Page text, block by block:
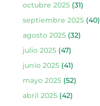
octubre 2025(31)
septiembre 2025(40)
agosto 2025(32)
julio 2025(47)
junio 2025(41)
mayo 2025(52)
abril 2025(42)